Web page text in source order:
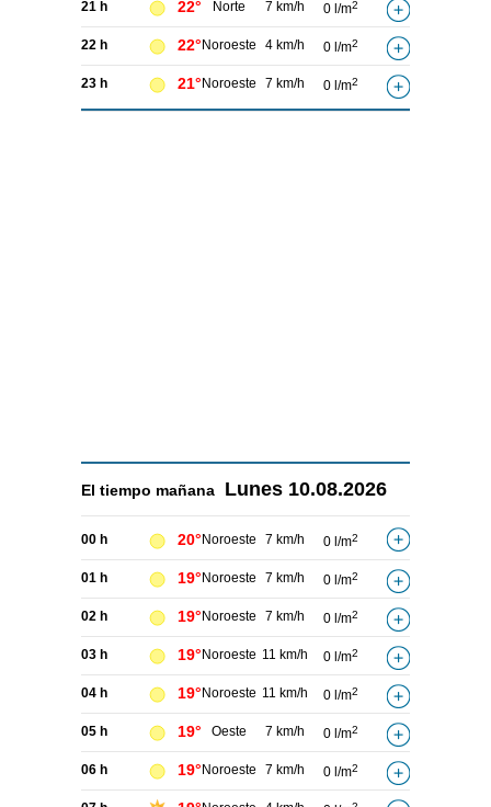
21 h 22° Norte 7 km/h 0 l/m2
22 h 22° Noroeste 4 km/h 0 l/m2
23 h 21° Noroeste 7 km/h 0 l/m2
El tiempo mañana Lunes 10.08.2026
00 h 20° Noroeste 7 km/h 0 l/m2
01 h 19° Noroeste 7 km/h 0 l/m2
02 h 19° Noroeste 7 km/h 0 l/m2
03 h 19° Noroeste 11 km/h 0 l/m2
04 h 19° Noroeste 11 km/h 0 l/m2
05 h 19° Oeste 7 km/h 0 l/m2
06 h 19° Noroeste 7 km/h 0 l/m2